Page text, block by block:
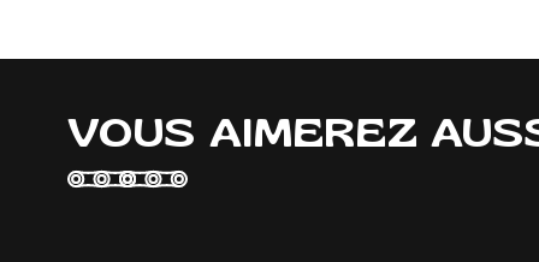
VOUS AIMEREZ